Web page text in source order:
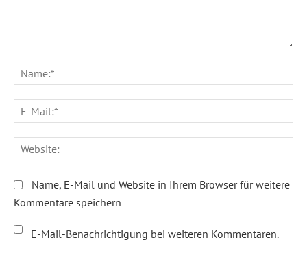
Name, E-Mail und Website in Ihrem Browser für weitere
Kommentare speichern
E-Mail-Benachrichtigung bei weiteren Kommentaren.